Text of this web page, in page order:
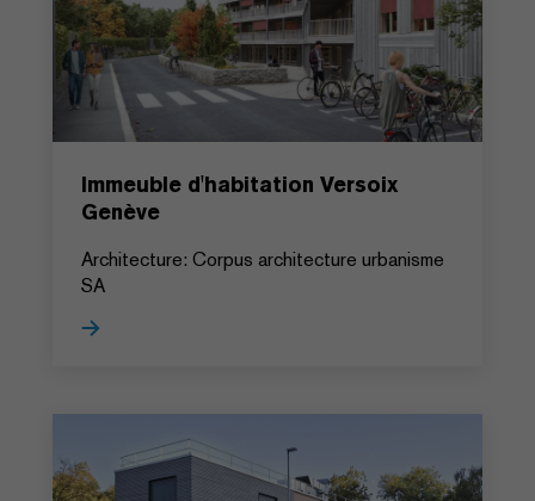
Immeuble d'habitation Versoix
Genève
Architecture: Corpus architecture urbanisme
SA